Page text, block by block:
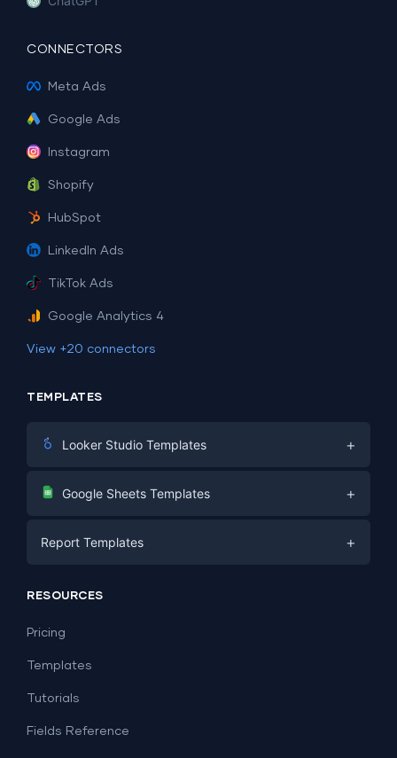
CONNECTORS
Meta Ads
Google Ads
Instagram
Shopify
HubSpot
LinkedIn Ads
TikTok Ads
Google Analytics 4
View +20 connectors
TEMPLATES
Looker Studio Templates +
Digital Marketing
PPC
SEO
Lead Generation
Facebook Ads
Google Sheets Templates +
Social Media
Report Templates +
Dashboard Examples
RESOURCES
Pricing
Templates
Tutorials
Fields Reference